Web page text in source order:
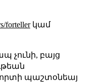
fortellerկամ
չունի, բայց
պաշտօնեայ